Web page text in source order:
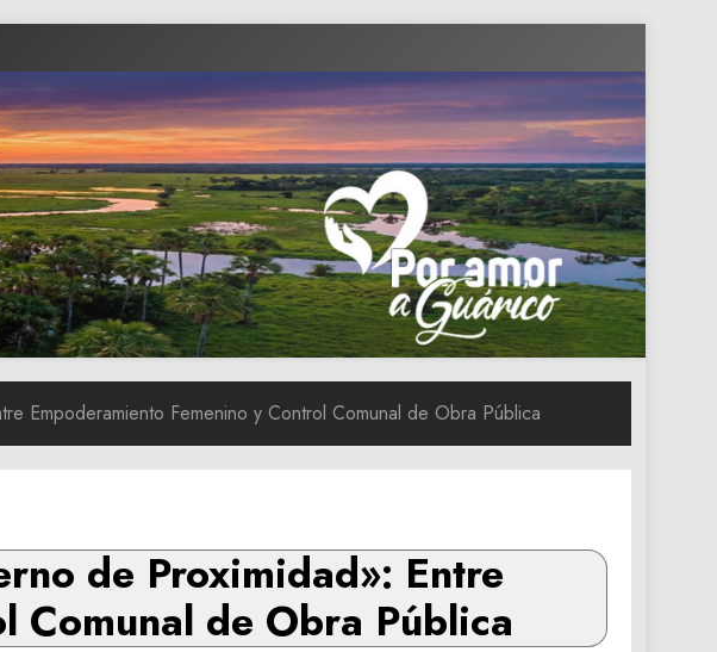
Empoderamiento Femenino y Control Comunal de Obra Pública
de Proximidad»: Entre
Comunal de Obra Pública